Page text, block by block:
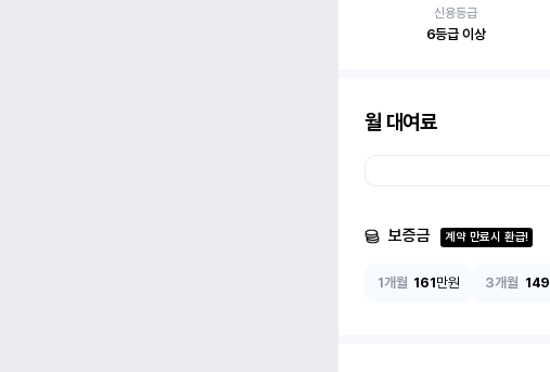
신용등급
6등급 이상
월 대여료
보증금 계약 만료시 환급!
1개월 161만원 3개월 149